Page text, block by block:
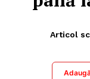
Articol